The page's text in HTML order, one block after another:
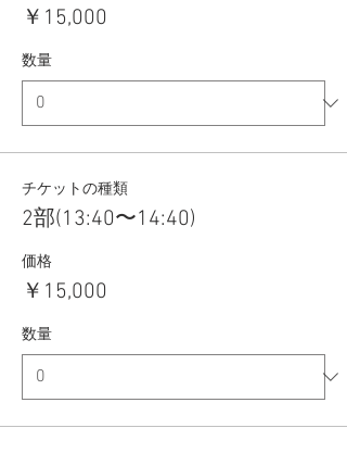
￥15,000
数量
チケットの種類
2部(13:40〜14:40)
価格
￥15,000
数量